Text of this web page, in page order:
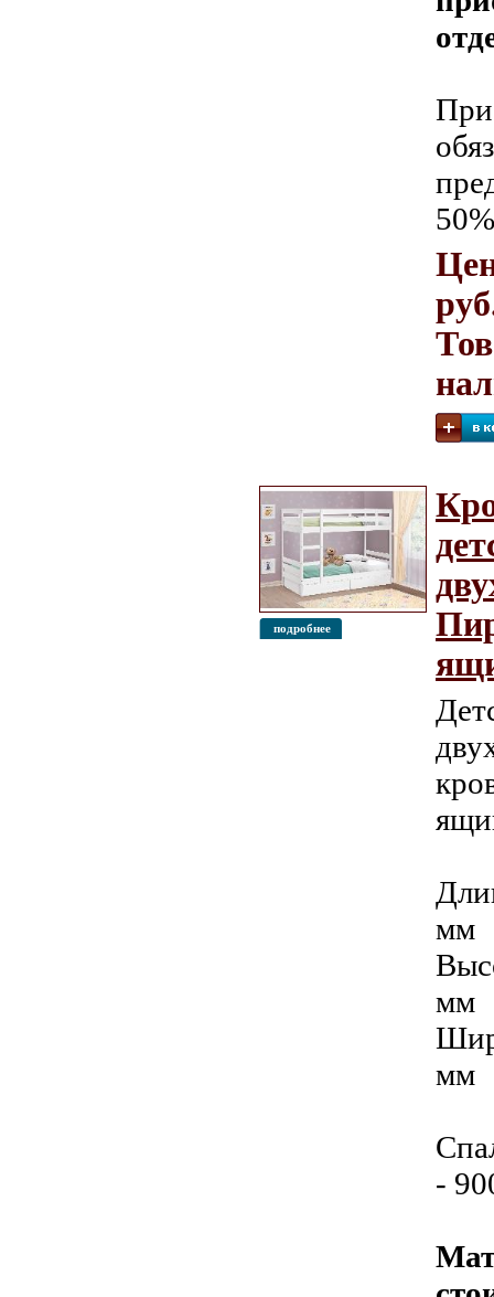
При
подробнее
мм
мм
мм
-